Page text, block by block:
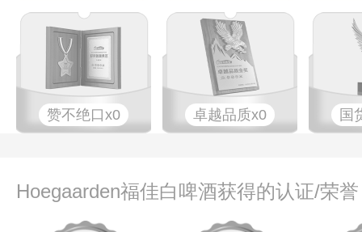
赞不绝口x0 卓越品质x0 国
Hoegaarden福佳白啤酒获得的认证/荣